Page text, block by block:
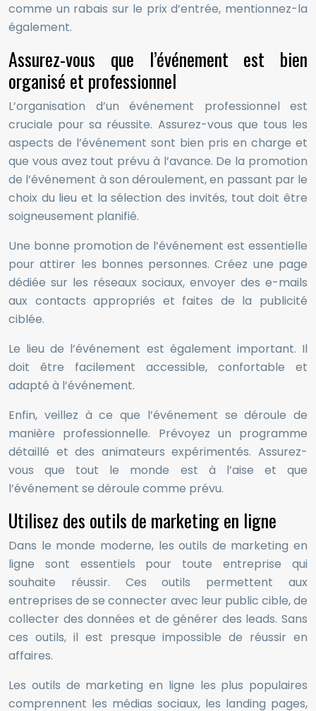
comme un rabais sur le prix d’entrée, mentionnez-la
également.
Assurez-vous que l’événement est bien
organisé et professionnel
L’organisation d’un événement professionnel est
cruciale pour sa réussite. Assurez-vous que tous les
aspects de l’événement sont bien pris en charge et
que vous avez tout prévu à l’avance. De la promotion
de l’événement à son déroulement, en passant par le
choix du lieu et la sélection des invités, tout doit être
soigneusement planifié.
Une bonne promotion de l’événement est essentielle
pour attirer les bonnes personnes. Créez une page
dédiée sur les réseaux sociaux, envoyer des e-mails
aux contacts appropriés et faites de la publicité
ciblée.
Le lieu de l’événement est également important. Il
doit être facilement accessible, confortable et
adapté à l’événement.
Enfin, veillez à ce que l’événement se déroule de
manière professionnelle. Prévoyez un programme
détaillé et des animateurs expérimentés. Assurez-
vous que tout le monde est à l’aise et que
l’événement se déroule comme prévu.
Utilisez des outils de marketing en ligne
Dans le monde moderne, les outils de marketing en
ligne sont essentiels pour toute entreprise qui
souhaite réussir. Ces outils permettent aux
entreprises de se connecter avec leur public cible, de
collecter des données et de générer des leads. Sans
ces outils, il est presque impossible de réussir en
affaires.
Les outils de marketing en ligne les plus populaires
comprennent les médias sociaux, les landing pages,